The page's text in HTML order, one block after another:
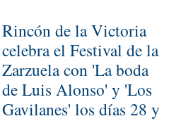
Rincón de la Victoria
celebra el Festival de la
Zarzuela con 'La boda
de Luis Alonso' y 'Los
Gavilanes' los días 28 y